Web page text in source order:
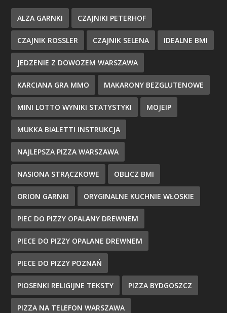
ALZA GARNKI CZAJNIKI PETERHOF
CZAJNIK ROSSLER CZAJNIK SELENA IDEALNE BMI
JEDZENIE Z DOWOZEM WARSZAWA
KARCIANA GRA MMO MAKARONY BEZGLUTENOWE
MINI LOTTO WYNIKI STATYSTYKI MOJEIP
MUKKA BIALETTI INSTRUKCJA
NAJLEPSZA PIZZA WARSZAWA
NASIONA STRĄCZKOWE OBLICZ BMI
ORION GARNKI ORYGINALNE KUCHNIE WŁOSKIE
PIEC DO PIZZY OPALANY DREWNEM
PIECE DO PIZZY OPALANE DREWNEM
PIECE DO PIZZY POZNAŃ
PIOSENKI RELIGIJNE TEKSTY PIZZA BYDGOSZCZ
PIZZA NA TELEFON WARSZAWA